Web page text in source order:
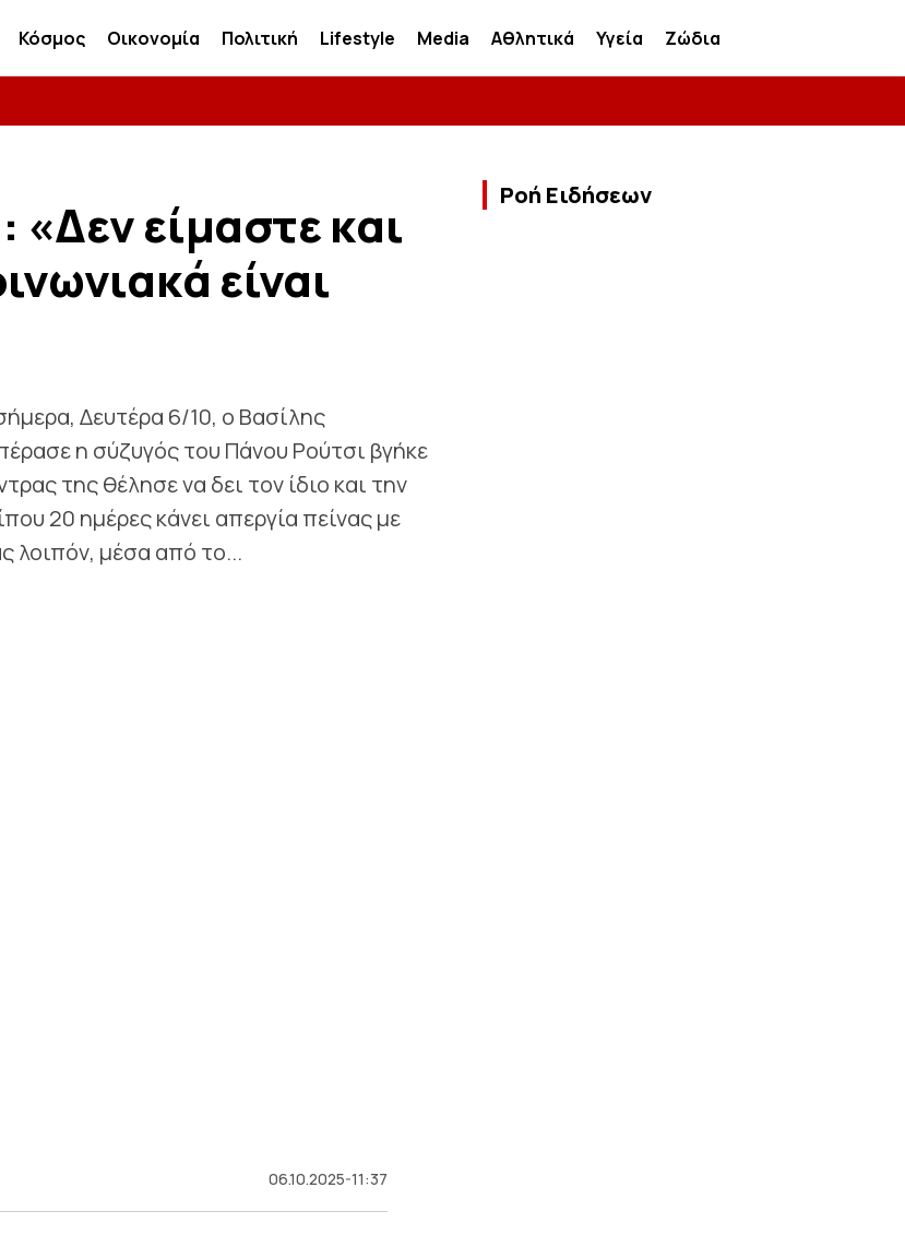
Κόσμος Οικονομία Πολιτική Lifestyle Media Αθλητικά Υγεία Ζώδια
είμαστε και
είναι
Δευτέρα 6/10, ο Βασίλης
η σύζυγός του Πάνου Ρούτσι βγήκε
της θέλησε να δει τον ίδιο και την
20 ημέρες κάνει απεργία πείνας με
λοιπόν, μέσα από το...
06.10.2025-11:37
Ροή Ειδήσεων